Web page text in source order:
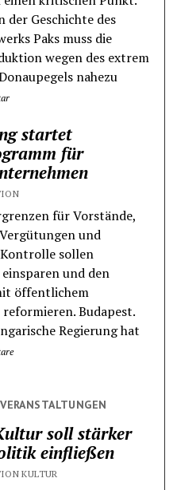
der Geschichte des
Paks muss die
wegen des extrem
nahezu
startet
für
für Vorstände,
und
sollen
und den
öffentlichem
Budapest.
Regierung hat
soll stärker
einfließen
KULTUR